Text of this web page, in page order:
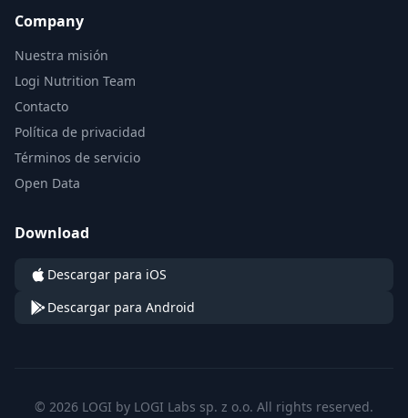
Company
Nuestra misión
Logi Nutrition Team
Contacto
Política de privacidad
Términos de servicio
Open Data
Download
Descargar para iOS
Descargar para Android
© 2026 LOGI by LOGI Labs sp. z o.o. All rights reserved.